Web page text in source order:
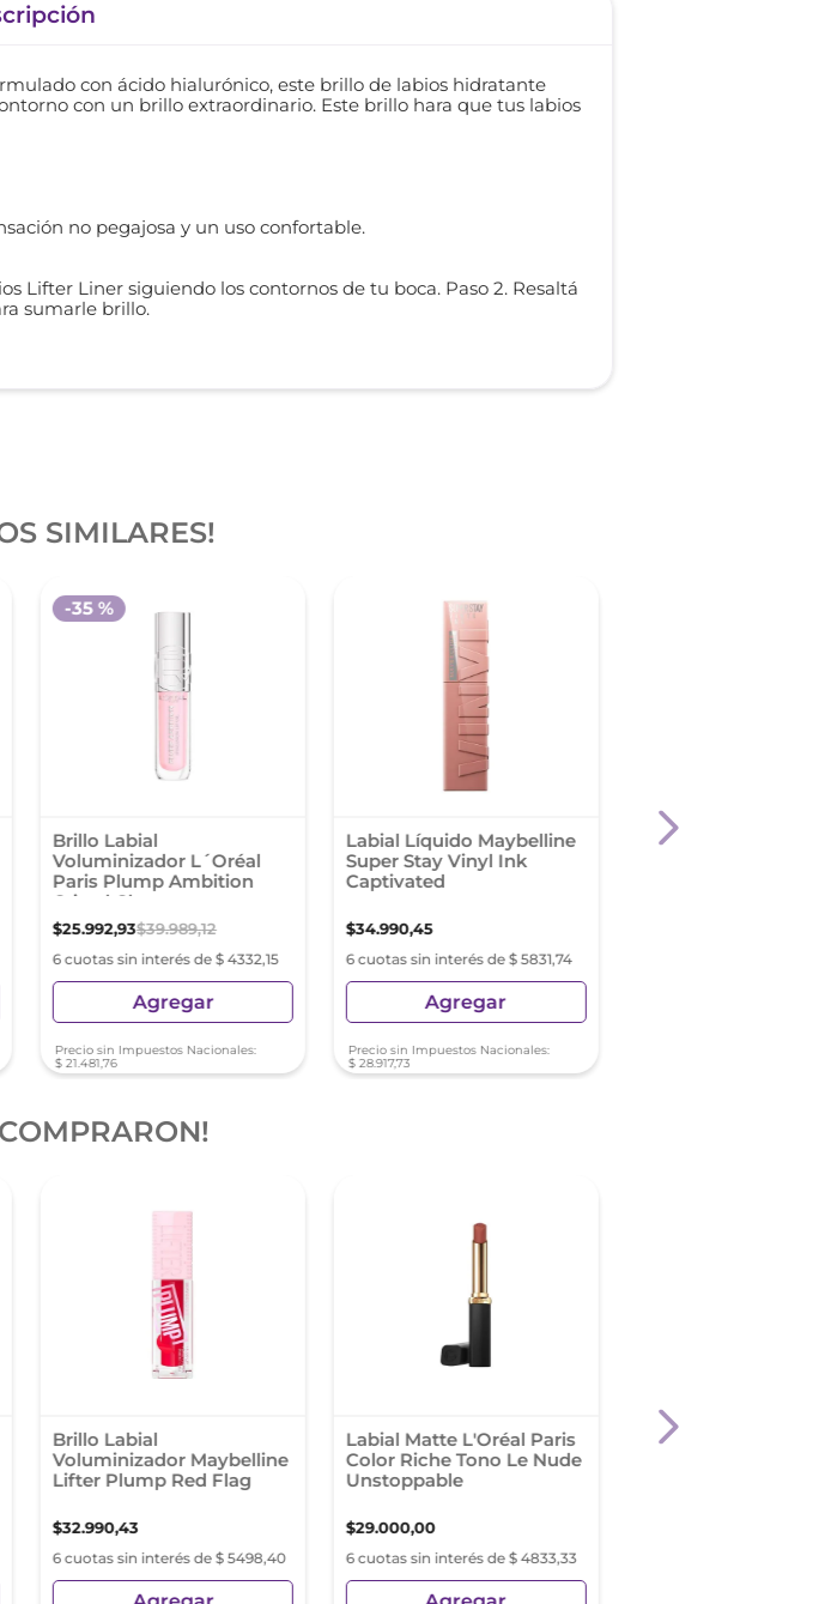
con ácido hialurónico, este brillo de labios hidratante
con un brillo extraordinario. Este brillo hara que tus labios
no pegajosa y un uso confortable.
Lifter Liner siguiendo los contornos de tu boca. Paso 2. Resaltá
sumarle brillo.
SIMILARES!
Brillo Labial
Voluminizador L´Oréal
Paris Plump Ambition
Cristal Clear
$25.992,93$39.989,12
6 cuotas sin interés de $ 4332,15
-35 %
Agregar
Precio sin Impuestos Nacionales:
$ 21.481,76
Labial Líquido Maybelline
Super Stay Vinyl Ink
Captivated
$34.990,45
6 cuotas sin interés de $ 5831,74
Agregar
Precio sin Impuestos Nacionales:
$ 28.917,73
Revlon ColorStay
Brillo Labial
Voluminizador Maybelline
Lifter Plump Red Flag
$32.990,43
6 cuotas sin interés de $ 5498,40
Labial Matte L'Oréal Paris
Color Riche Tono Le Nude
Unstoppable
$29.000,00
6 cuotas sin interés de $ 4833,33
Rimmel Brillo Labial